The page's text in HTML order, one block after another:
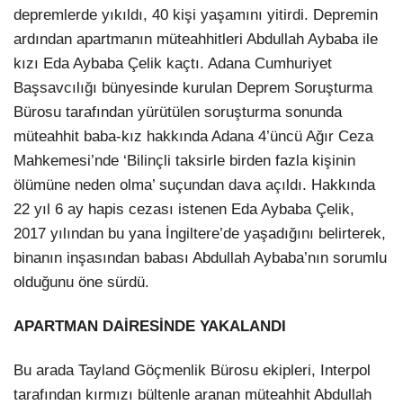
depremlerde yıkıldı, 40 kişi yaşamını yitirdi. Depremin
ardından apartmanın müteahhitleri Abdullah Aybaba ile
kızı Eda Aybaba Çelik kaçtı. Adana Cumhuriyet
Başsavcılığı bünyesinde kurulan Deprem Soruşturma
Bürosu tarafından yürütülen soruşturma sonunda
müteahhit baba-kız hakkında Adana 4’üncü Ağır Ceza
Mahkemesi’nde ‘Bilinçli taksirle birden fazla kişinin
ölümüne neden olma’ suçundan dava açıldı. Hakkında
22 yıl 6 ay hapis cezası istenen Eda Aybaba Çelik,
2017 yılından bu yana İngiltere’de yaşadığını belirterek,
binanın inşasından babası Abdullah Aybaba’nın sorumlu
olduğunu öne sürdü.
APARTMAN DAİRESİNDE YAKALANDI
Bu arada Tayland Göçmenlik Bürosu ekipleri, Interpol
tarafından kırmızı bültenle aranan müteahhit Abdullah